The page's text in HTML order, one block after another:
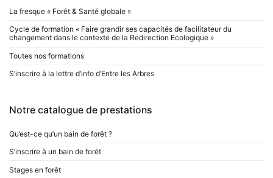
La fresque « Forêt & Santé globale »
Cycle de formation « Faire grandir ses capacités de facilitateur du
changement dans le contexte de la Redirection Ecologique »
Toutes nos formations
S’inscrire à la lettre d’info d’Entre les Arbres
Notre catalogue de prestations
Qu’est-ce qu’un bain de forêt ?
S’inscrire à un bain de forêt
Stages en forêt